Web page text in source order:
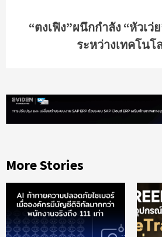
“ตงเฟิง”ผนึกกำลัง “หัวเ
ระหว่างเทคโน
More Stories